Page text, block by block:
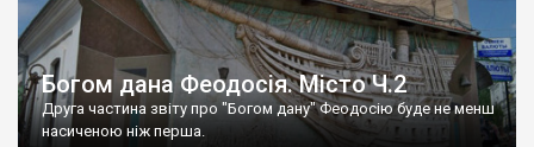
Богом дана Феодосія. Місто Ч.2
Друга частина звіту про "Богом дану" Феодосію буде не менш
насиченою ніж перша.